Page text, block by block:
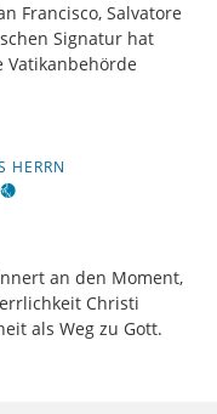
Francisco, Salvatore
Signatur hat
Vatikanbehörde
HERRN
an den Moment,
Christi
als Weg zu Gott.